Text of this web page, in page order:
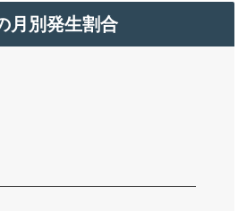
月別発生割合